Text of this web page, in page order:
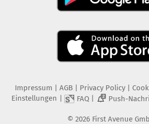
Impressum AGB Privacy Policy|
Einstellungen
FAQ| 2 Push-
© 2026 First Avenue